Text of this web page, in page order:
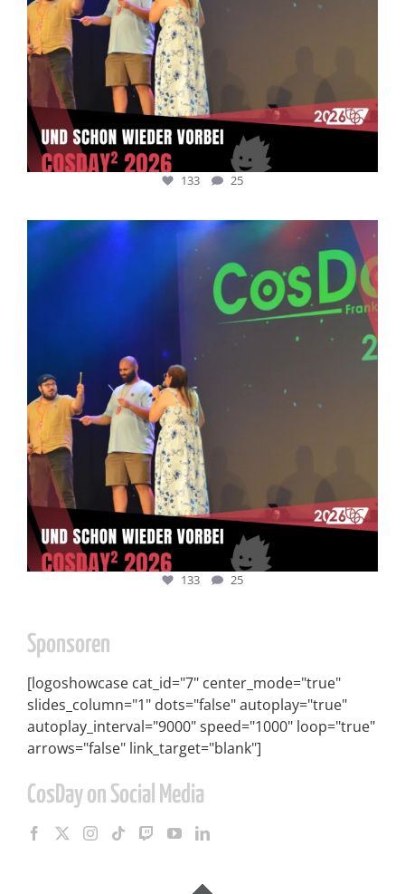
133 25
cosday
Juli 5
133 25
133 25
Sponsoren
[logoshowcase cat_id="7" center_mode="true"
slides_column="1" dots="false" autoplay="true"
autoplay_interval="9000" speed="1000" loop="true"
arrows="false" link_target="blank"]
CosDay on Social Media